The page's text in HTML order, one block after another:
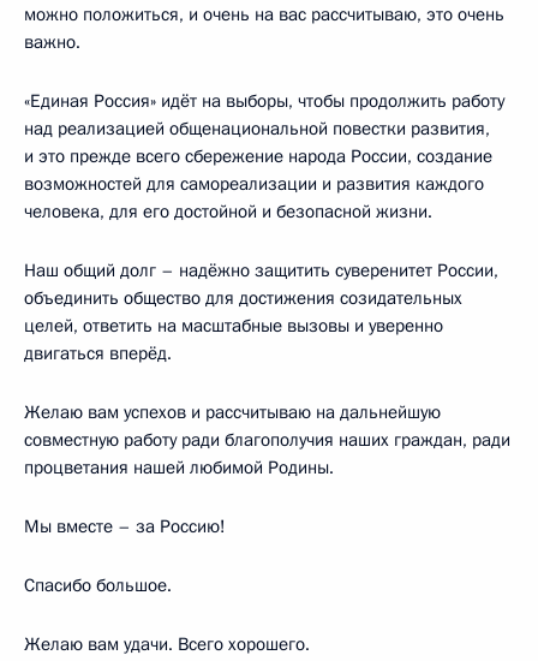
можно положиться, и очень на вас рассчитываю, это очень
важно.
«Единая Россия» идёт на выборы, чтобы продолжить работу
над реализацией общенациональной повестки развития,
и это прежде всего сбережение народа России, создание
возможностей для самореализации и развития каждого
человека, для его достойной и безопасной жизни.
Наш общий долг – надёжно защитить суверенитет России,
объединить общество для достижения созидательных
целей, ответить на масштабные вызовы и уверенно
двигаться вперёд.
Желаю вам успехов и рассчитываю на дальнейшую
совместную работу ради благополучия наших граждан, ради
процветания нашей любимой Родины.
Мы вместе – за Россию!
Спасибо большое.
Желаю вам удачи. Всего хорошего.